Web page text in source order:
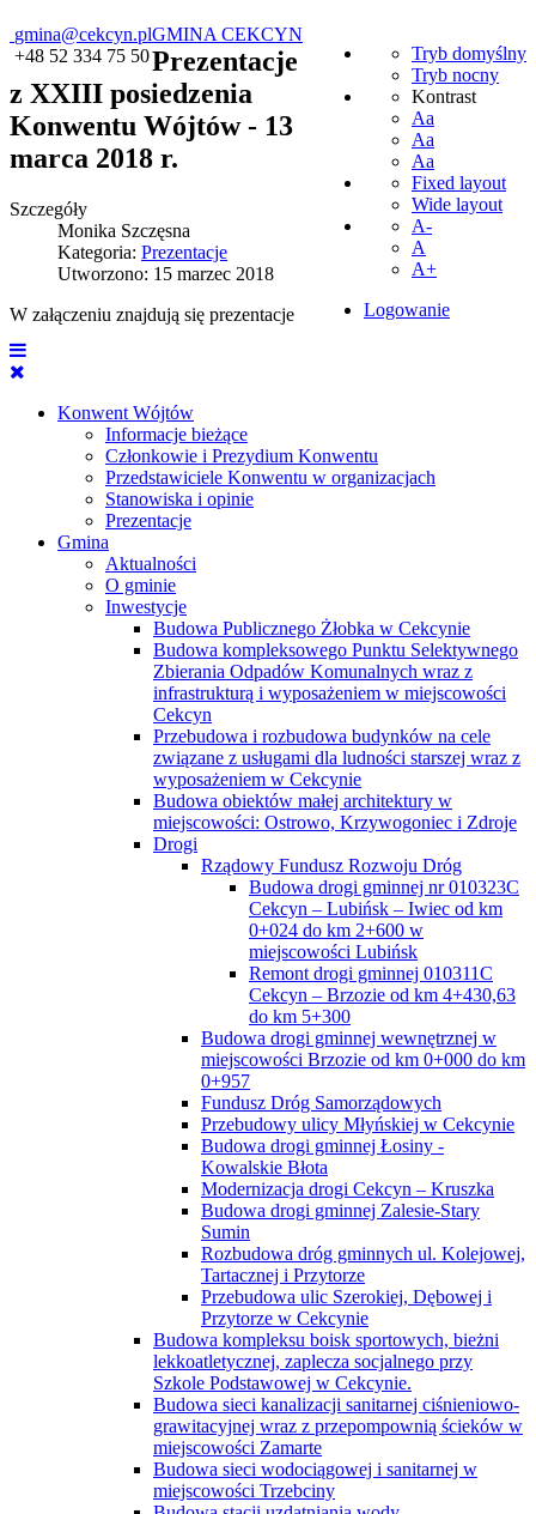
gmina@cekcyn.pl
+48 52 334 75 50
Tryb domyślny
Tryb nocny
Kontrast
Aa
Aa
Aa
Fixed layout
Wide layout
A-
A
A+
Logowanie
GMINA CEKCYN
Konwent Wójtów
Informacje bieżące
Członkowie i Prezydium Konwentu
Przedstawiciele Konwentu w organizacjach
Stanowiska i opinie
Prezentacje
Gmina
Aktualności
O gminie
Inwestycje
Budowa Publicznego Żłobka w Cekcynie
Budowa kompleksowego Punktu Selektywnego
Zbierania Odpadów Komunalnych wraz z
infrastrukturą i wyposażeniem w miejscowości
Cekcyn
Przebudowa i rozbudowa budynków na cele
związane z usługami dla ludności starszej wraz z
wyposażeniem w Cekcynie
Budowa obiektów małej architektury w
miejscowości: Ostrowo, Krzywogoniec i Zdroje
Drogi
Rządowy Fundusz Rozwoju Dróg
Budowa drogi gminnej nr 010323C
Cekcyn – Lubińsk – Iwiec od km
0+024 do km 2+600 w
miejscowości Lubińsk
Remont drogi gminnej 010311C
Cekcyn – Brzozie od km 4+430,63
do km 5+300
Budowa drogi gminnej wewnętrznej w
miejscowości Brzozie od km 0+000 do km
0+957
Fundusz Dróg Samorządowych
Przebudowy ulicy Młyńskiej w Cekcynie
Budowa drogi gminnej Łosiny -
Kowalskie Błota
Modernizacja drogi Cekcyn – Kruszka
Budowa drogi gminnej Zalesie-Stary
Sumin
Rozbudowa dróg gminnych ul. Kolejowej,
Tartacznej i Przytorze
Przebudowa ulic Szerokiej, Dębowej i
Przytorze w Cekcynie
Budowa kompleksu boisk sportowych, bieżni
lekkoatletycznej, zaplecza socjalnego przy
Szkole Podstawowej w Cekcynie.
Budowa sieci kanalizacji sanitarnej ciśnieniowo-
grawitacyjnej wraz z przepompownią ścieków w
miejscowości Zamarte
Budowa sieci wodociągowej i sanitarnej w
miejscowości Trzebciny
Prezentacje
z XXIII posiedzenia
Konwentu Wójtów - 13
marca 2018 r.
Szczegóły
Monika Szczęsna
Kategoria: Prezentacje
Utworzono: 15 marzec 2018
W załączeniu znajdują się prezentacje